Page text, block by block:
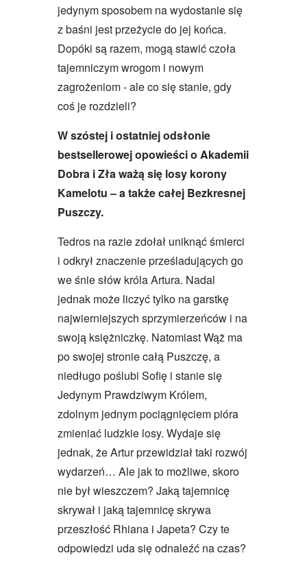
jedynym sposobem na wydostanie się
z baśni jest przeżycie do jej końca.
Dopóki są razem, mogą stawić czoła
tajemniczym wrogom i nowym
zagrożeniom - ale co się stanie, gdy
coś je rozdzieli?
W szóstej i ostatniej odsłonie
bestsellerowej opowieści o Akademii
Dobra i Zła ważą się losy korony
Kamelotu – a także całej Bezkresnej
Puszczy.
Tedros na razie zdołał uniknąć śmierci
i odkrył znaczenie prześladujących go
we śnie słów króla Artura. Nadal
jednak może liczyć tylko na garstkę
najwierniejszych sprzymierzeńców i na
swoją księżniczkę. Natomiast Wąż ma
po swojej stronie całą Puszczę, a
niedługo poślubi Sofię i stanie się
Jedynym Prawdziwym Królem,
zdolnym jednym pociągnięciem pióra
zmieniać ludzkie losy. Wydaje się
jednak, że Artur przewidział taki rozwój
wydarzeń… Ale jak to możliwe, skoro
nie był wieszczem? Jaką tajemnicę
skrywał i jaką tajemnicę skrywa
przeszłość Rhiana i Japeta? Czy te
odpowiedzi uda się odnaleźć na czas?